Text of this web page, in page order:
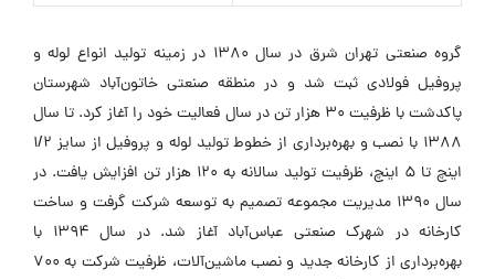
گروه صنعتی تهران شرق در سال 1380 در زمینه تولید انواع لوله و
پروفیل فولادی ثبت شد و در منطقه صنعتی خاتون‌آباد شهرستان
پاکدشت با ظرفیت 30 هزار تن در سال فعالیت خود را آغاز کرد. تا سال
1388 با نصب و بهره‌برداری از خطوط تولید لوله و پروفیل از سایز 1/2
اینچ تا 5 اینچ، ظرفیت تولید سالانه به 120 هزار تن افزایش یافت. در
سال 1390 مدیریت مجموعه تصمیم به توسعه شرکت گرفت و ساخت
کارخانه در شهرک صنعتی عباس‌آباد آغاز شد. در سال 1394 با
بهره‌برداری از کارخانه جدید و نصب ماشین‌آلات، ظرفیت شرکت به 700